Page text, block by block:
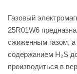
Газовый
25R01W6
сжиженным газом, а
содержанием H₂S
производиться в